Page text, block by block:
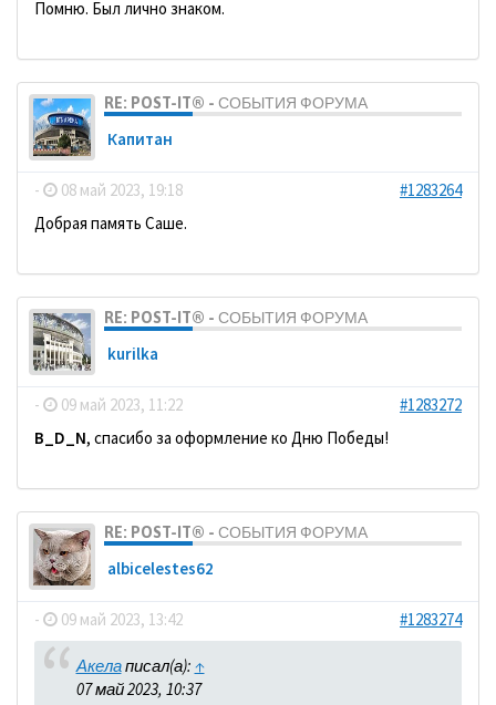
Помню. Был лично знаком.
RE: POST-IT® - СОБЫТИЯ ФОРУМА
Кaпитaн
- 08 май 2023, 19:18
#1283264
Добрая память Саше.
RE: POST-IT® - СОБЫТИЯ ФОРУМА
kurilka
- 09 май 2023, 11:22
#1283272
B_D_N, спасибо за оформление ко Дню Победы!
RE: POST-IT® - СОБЫТИЯ ФОРУМА
albicelestes62
- 09 май 2023, 13:42 #1283274
Акелаписал(а): ↑
07 май 2023, 10:37